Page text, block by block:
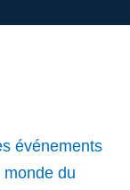
événements
monde du